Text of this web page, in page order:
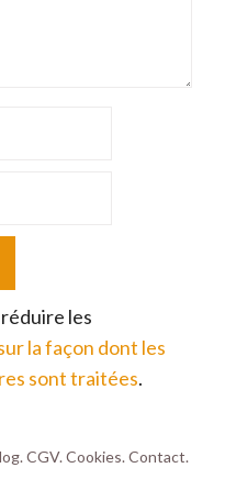
les
la façon dont les
sont traitées.
. CGV. Cookies. Contact.